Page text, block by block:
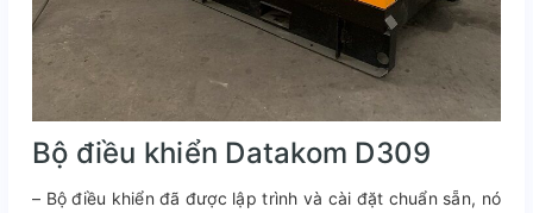
Bộ điều khiển Datakom D309
– Bộ điều khiển đã được lập trình và cài đặt chuẩn sẵn, nó